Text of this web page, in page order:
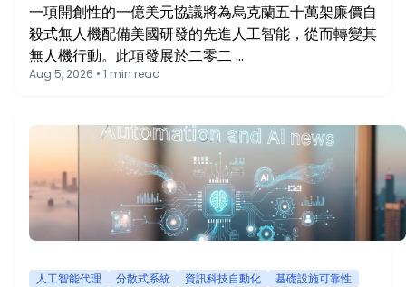
一項開創性的一億美元協議將為烏克蘭五十萬架廉價自
殺式無人機配備美國研發的先進人工智能，從而轉變其
無人機行動。此項發展於二零二 …
Aug 5, 2026 • 1 min read
人工智能代理 分散式系統 資訊科技自動化
基礎設施可靠性